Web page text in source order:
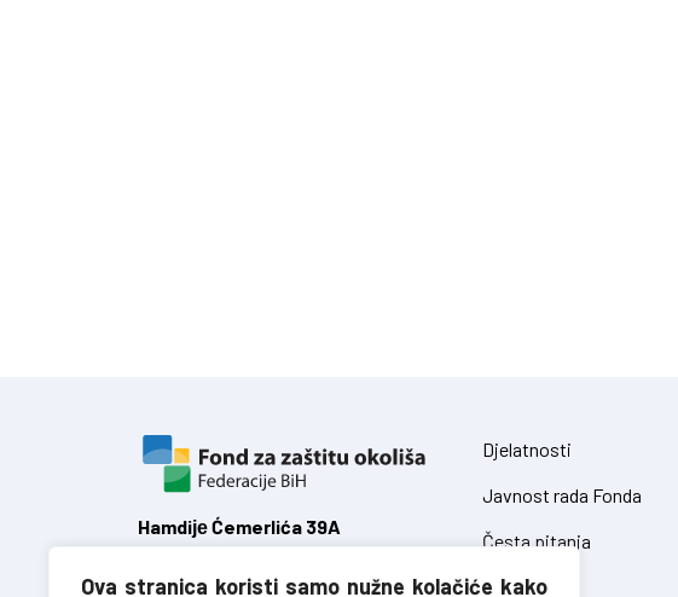
Ova stranica koristi samo nužne kolačiće kako
Hamdiје Ćemerlića 39A
Federacija Bosne i Hercegovine
Djelatnosti
Javnost rada Fonda
Česta pitanja
Zakoni